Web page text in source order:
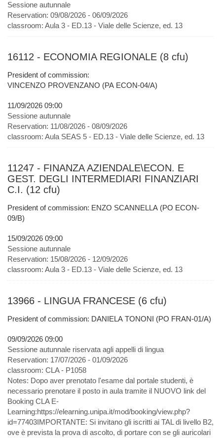
Sessione autunnale
Reservation: 09/08/2026 - 06/09/2026
classroom: Aula 3 - ED.13 - Viale delle Scienze, ed. 13
16112 - ECONOMIA REGIONALE (8 cfu)
President of commission:
VINCENZO PROVENZANO (PA ECON-04/A)
11/09/2026 09:00
Sessione autunnale
Reservation: 11/08/2026 - 08/09/2026
classroom: Aula SEAS 5 - ED.13 - Viale delle Scienze, ed. 13
11247 - FINANZA AZIENDALE\ECON. E
GEST. DEGLI INTERMEDIARI FINANZIARI
C.I. (12 cfu)
President of commission: ENZO SCANNELLA (PO ECON-
09/B)
15/09/2026 09:00
Sessione autunnale
Reservation: 15/08/2026 - 12/09/2026
classroom: Aula 3 - ED.13 - Viale delle Scienze, ed. 13
13966 - LINGUA FRANCESE (6 cfu)
President of commission: DANIELA TONONI (PO FRAN-01/A)
09/09/2026 09:00
Sessione autunnale riservata agli appelli di lingua
Reservation: 17/07/2026 - 01/09/2026
classroom: CLA - P1058
Notes: Dopo aver prenotato l'esame dal portale studenti, è
necessario prenotare il posto in aula tramite il NUOVO link del
Booking CLA E-
Learning:https://elearning.unipa.it/mod/booking/view.php?
id=77403IMPORTANTE: Si invitano gli iscritti ai TAL di livello B2,
ove è prevista la prova di ascolto, di portare con se gli auricolari